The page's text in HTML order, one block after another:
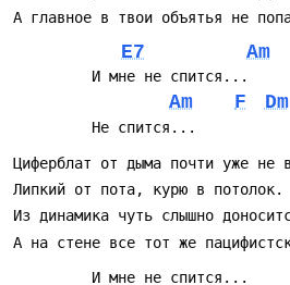
E7 Am
Am F Dm